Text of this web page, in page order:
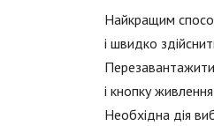
Найкращим
і швидко
і кнопку
Необхідна дія